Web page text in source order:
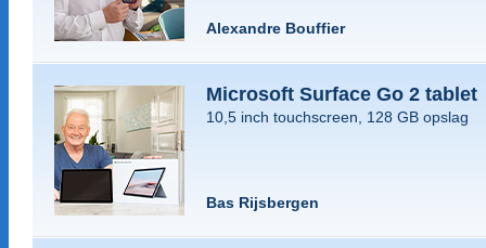
Alexandre Bouffier
Microsoft Surface Go 2 tablet
10,5 inch touchscreen, 128 GB opslag
Bas Rijsbergen